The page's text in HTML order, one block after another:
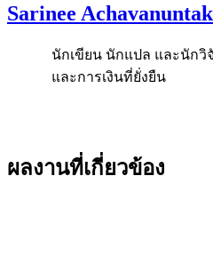
Sarinee
นักเขียน นักแปล และนักวิ
และการเงินที่ยั่งยืน
ผลงานที่เกี่ยวข้อง